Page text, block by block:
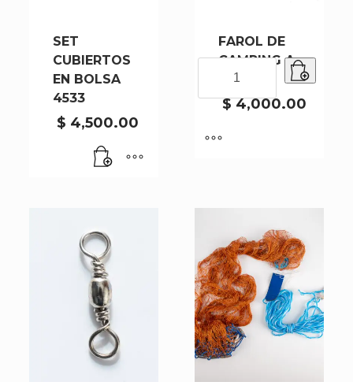
SET
CUBIERTOS
EN BOLSA
4533
$ 4,500.00
FAROL DE
CAMPING A
PILA
$4,000.00
CAMPING
PILA